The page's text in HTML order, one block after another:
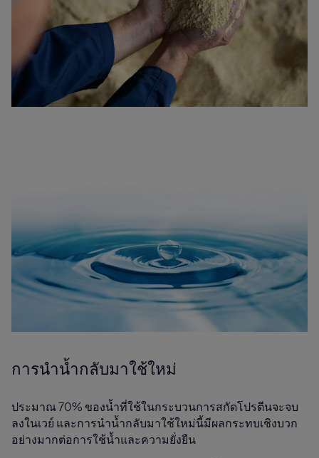
การนำน้ำกลับมาใช้ใหม่
ประมาณ 70% ของน้ำที่ใช้ในกระบวนการสกัดโปรตีนจะจบ
ลงในเวย์ และการนำน้ำกลับมาใช้ใหม่นี้มีผลกระทบเชิงบวก
อย่างมากต่อการใช้น้ำและความยั่งยืน